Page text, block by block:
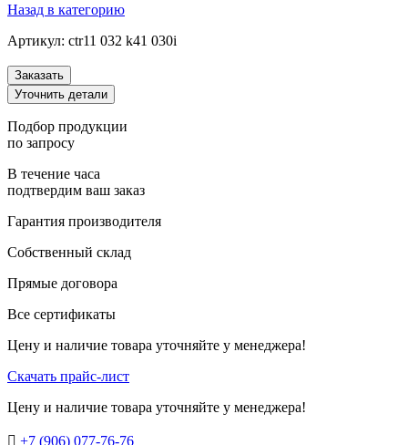
Назад в категорию
Артикул: ctr11 032 k41 030i
Заказать
Уточнить детали
Подбор продукции
по запросу
В течение часа
подтвердим ваш заказ
Гарантия производителя
Собственный склад
Прямые договора
Все сертификаты
Цену и наличие товара уточняйте у менеджера!
Скачать прайс-лист
Цену и наличие товара уточняйте у менеджера!
 +7 (906) 077-76-76